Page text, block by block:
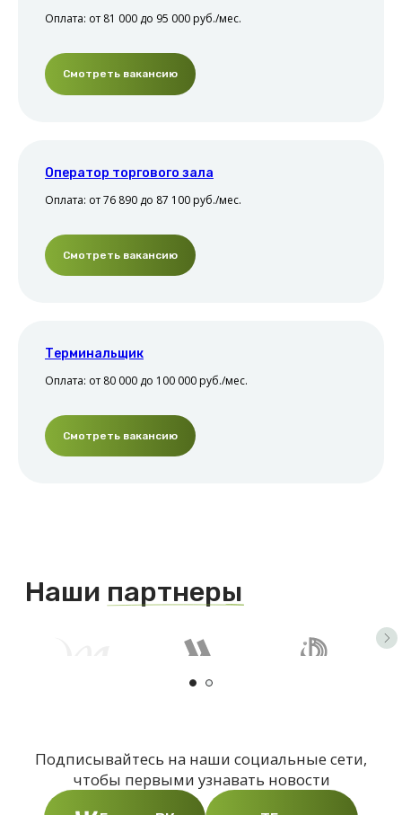
Оплата: от 81 000 до 95 000 руб./мес.
Смотреть вакансию
Оператор торгового зала
Оплата: от 76 890 до 87 100 руб./мес.
Смотреть вакансию
Терминальщик
Оплата: от 80 000 до 100 000 руб./мес.
Смотреть вакансию
Наши партнеры
Подписывайтесь на наши социальные сети,
ТГ канал
Политика конфиденциальности